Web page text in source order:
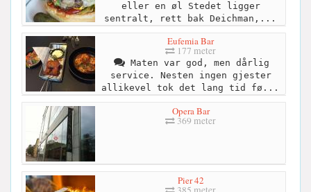
eller en øl Stedet ligger
sentralt, rett bak Deichman,...
Eufemia Bar
177 meter
Maten var god, men dårlig
service. Nesten ingen gjester
allikevel tok det lang tid fø...
Opera Bar
369 meter
Pier 42